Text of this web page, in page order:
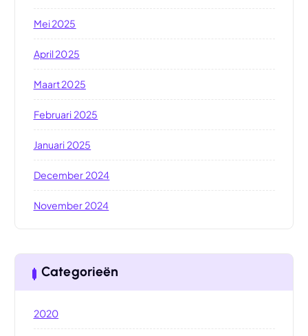
Mei 2025
April 2025
Maart 2025
Februari 2025
Januari 2025
December 2024
November 2024
Categorieën
2020